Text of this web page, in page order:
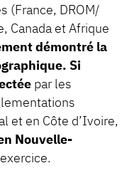
(France, DROM/
Canada et Afrique
démontré la
Si
par les
et en Côte d’Ivoire,
Nouvelle-